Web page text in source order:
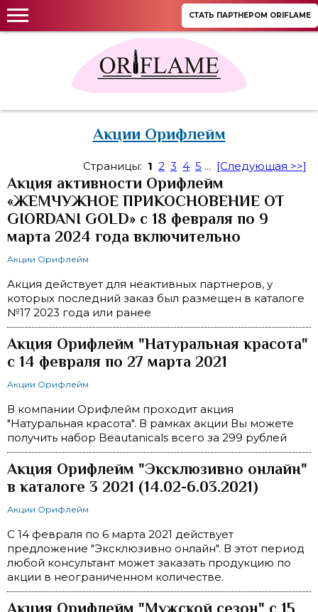
СТАТЬ ПАРТНЕРОМ ORIFLAME
Акции Орифлейм
Страницы: 1 2 3 4 5 ... [Следующая >>]
Акция активности Орифлейм
«ЖЕМЧУЖНОЕ ПРИКОСНОВЕНИЕ ОТ
GIORDANI GOLD» с 18 февраля по 9
марта 2024 года включительно
Акции Орифлейм
Акция действует для неактивных партнеров, у
которых последний заказ был размещен в каталоге
№17 2023 года или ранее
Акция Орифлейм "Натуральная красота"
с 14 февраля по 27 марта 2021
Акции Орифлейм
В компании Орифлейм проходит акция
"Натуральная красота". В рамках акции Вы можете
получить набор Beautanicals всего за 299 рублей
Акция Орифлейм "Эксклюзивно онлайн"
в каталоге 3 2021 (14.02-6.03.2021)
Акции Орифлейм
С 14 февраля по 6 марта 2021 действует
предложение "Эксклюзивно онлайн". В этот период
любой консультант может заказать продукцию по
акции в неограниченном количестве.
Акция Орифлейм "Мужской сезон" с 15